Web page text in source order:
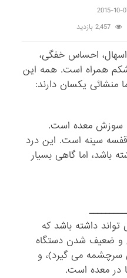
2015-10-
2,457 بازدید
احساس خفگی،
همراه است. همه این
منشائی یکسان دارند:
سوزش معده است.
سینه است. این درد
باشد، اما گاهی بسیار
داشته باشد که
و ضعیف شدن دستگاه
سرچشمه می گیرد)، و
در معده است.